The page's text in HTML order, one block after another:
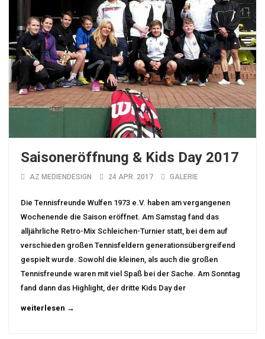
Saisoneröffnung & Kids Day 2017
AZ MEDIENDESIGN 24 APR. 2017 GALERIE
Die Tennisfreunde Wulfen 1973 e.V. haben am vergangenen
Wochenende die Saison eröffnet. Am Samstag fand das
alljährliche Retro-Mix Schleichen-Turnier statt, bei dem auf
verschieden großen Tennisfeldern generationsübergreifend
gespielt wurde. Sowohl die kleinen, als auch die großen
Tennisfreunde waren mit viel Spaß bei der Sache. Am Sonntag
fand dann das Highlight, der dritte Kids Day der
weiterlesen →